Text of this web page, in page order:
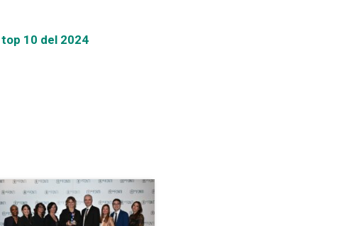
10 del 2024